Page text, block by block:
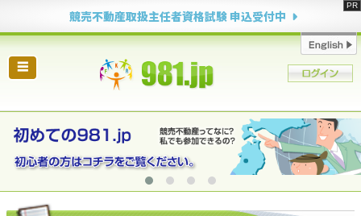
競売不動産取扱主任者資格試験 申込受付中
☰